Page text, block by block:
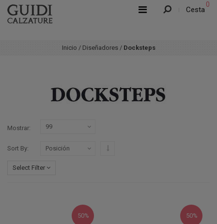
Cesta
0
Inicio / Diseñadores / Docksteps
Mostrar
Sort By
Select Filter
50% 50%